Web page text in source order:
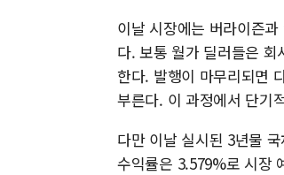
이날 시장에는 버라이즌
다. 보통 월가 딜러들은
한다. 발행이 마무리되면
부른다. 이 과정에서 단기
다만 이날 실시된 3년물
수익률은 3.579%로 시장